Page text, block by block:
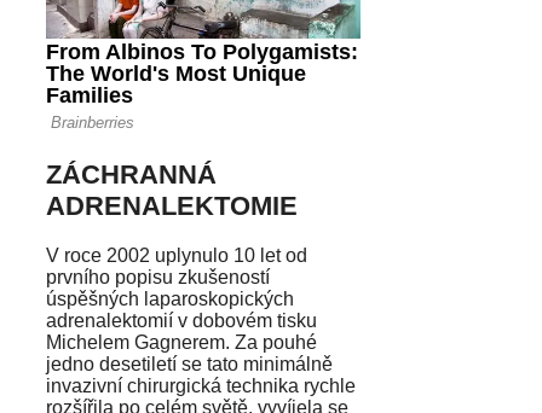
ZÁCHRANNÁ
ADRENALEKTOMIE
V roce 2002 uplynulo 10 let od
prvního popisu zkušeností
úspěšných laparoskopických
adrenalektomií v dobovém tisku
Michelem Gagnerem. Za pouhé
jedno desetiletí se tato minimálně
invazivní chirurgická technika rychle
rozšířila po celém světě, vyvíjela se